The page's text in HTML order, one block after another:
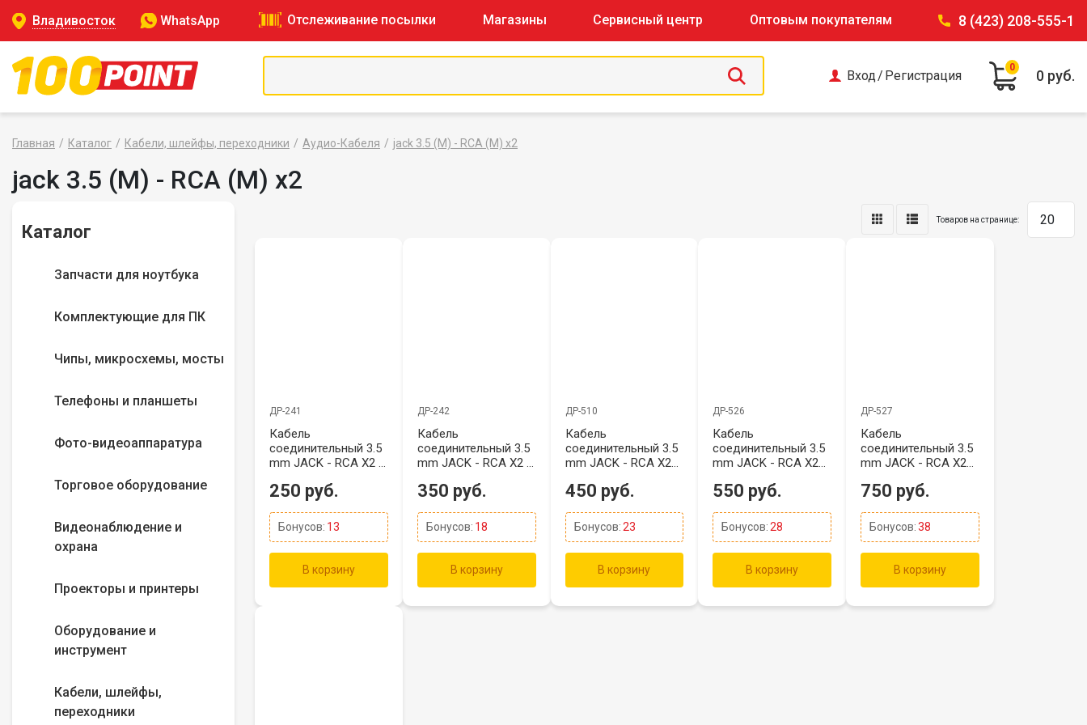
Владивосток WhatsApp Отслеживание посылки Магазины Сервисный центр Оптовым покупателям 8 (423) 208-555-1
Вход / Регистрация 0 руб.
0
Главная Каталог Кабели, шлейфы, переходники Аудио-Кабеля jack 3.5 (M) - RCA (M) x2
jack 3.5 (M) - RCA (M) x2
Каталог
Запчасти для ноутбука
Комплектующие для ПК
Чипы, микросхемы, мосты
Телефоны и планшеты
Фото-видеоаппаратура
Торговое оборудование
Видеонаблюдение и
охрана
Проекторы и принтеры
Оборудование и
инструмент
Кабели, шлейфы,
переходники
Товаров на странице:
ДР-241
Кабель
соединительный 3.5
mm JACK - RCA X2 3
250 руб.
Бонусов: 13
В корзину
ДР-242
Кабель
соединительный 3.5
mm JACK - RCA X2 5
350 руб.
Бонусов: 18
В корзину
ДР-510
Кабель
соединительный 3.5
mm JACK - RCA X2
450 руб.
Бонусов:23
В корзину
ДР-526
Кабель
соединительный 3.5
mm JACK - RCA X2
550 руб.
Бонусов: 28
В корзину
ДР-527
Кабель
соединительный 3.5
mm JACK - RCA X2
750 руб.
Бонусов:38
В корзину